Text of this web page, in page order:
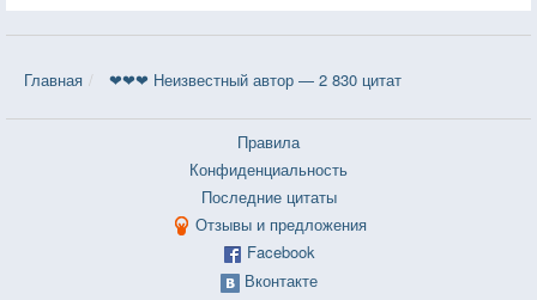
Главная ❤❤❤ Неизвестный автор — 2 830 цитат
Правила
Конфиденциальность
Последние цитаты
Отзывы и предложения
Facebook
Вконтакте